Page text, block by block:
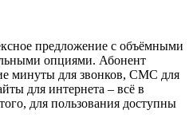
предложение с объёмными
опциями. Абонент
минуты для звонков, СМС для
для интернета – всё в
для пользования доступны